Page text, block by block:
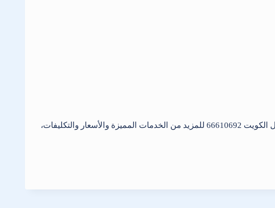
للمزيد من الخدمات الأخرى الكثيرة لدينا تجدها لدي مؤسسة فنى صحى، اتصل الإن نصلك أينما كنت داخل الكويت 66610692 للمزيد من الخدمات المميزة والأسعار والتكليفات،